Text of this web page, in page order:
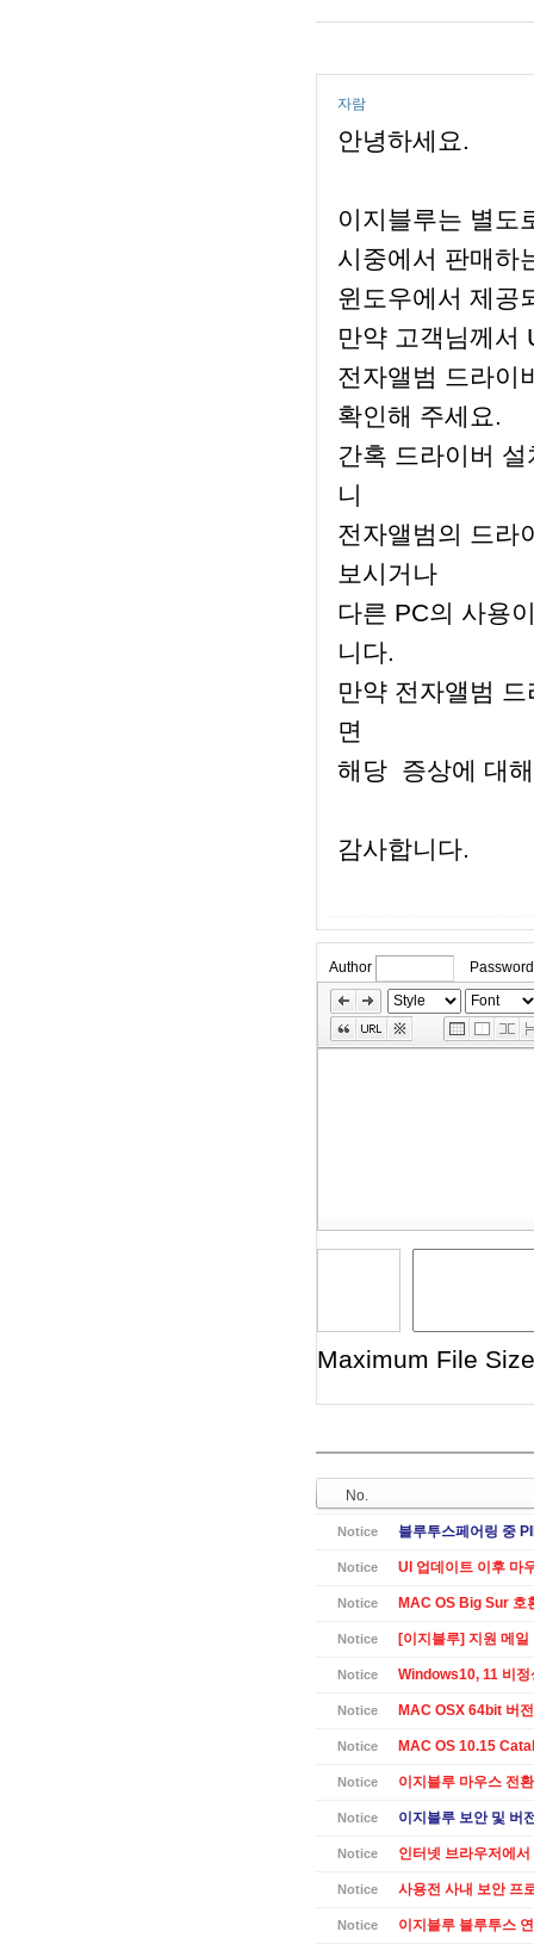
자람
안녕하세요.
이지블루는 별도
시중에서 판매하
윈도우에서 제공
만약 고객님께서
전자앨범 드라이
확인해 주세요.
간혹 드라이버
니
전자앨범의 드라
보시거나
다른 PC의 사용
니다.
만약 전자앨범
면
해당 증상에 대
감사합니다.
Author
Password
Skip
Edit
Toolbox
Maximum File
No.
Notice 블루투스페어링 중
Notice UI 업데이트 이후 마
Notice MAC OS Big Sur 호
Notice [이지블루] 지원 메일
Notice Windows10, 11 비정
Notice MAC OSX 64bit 버
Notice MAC OS 10.15
Notice 이지블루 마우스 전
Notice 이지블루 보안 및 버
Notice 인터넷 브라우저에
Notice 사용전 사내 보안 프
Notice 이지블루 블루투스